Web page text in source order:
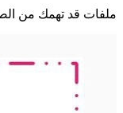
ملفات قد تهمك من